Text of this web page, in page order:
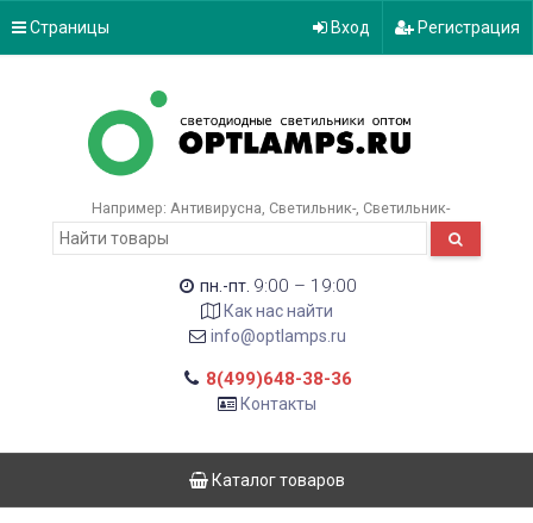
Страницы Вход Регистрация
Например: Антивирусна Светильник- Светильник-
пн.-пт. 9:00 – 19:00
Как нас найти
info@optlamps.ru
8(499)648-38-36
Контакты
Каталог товаров